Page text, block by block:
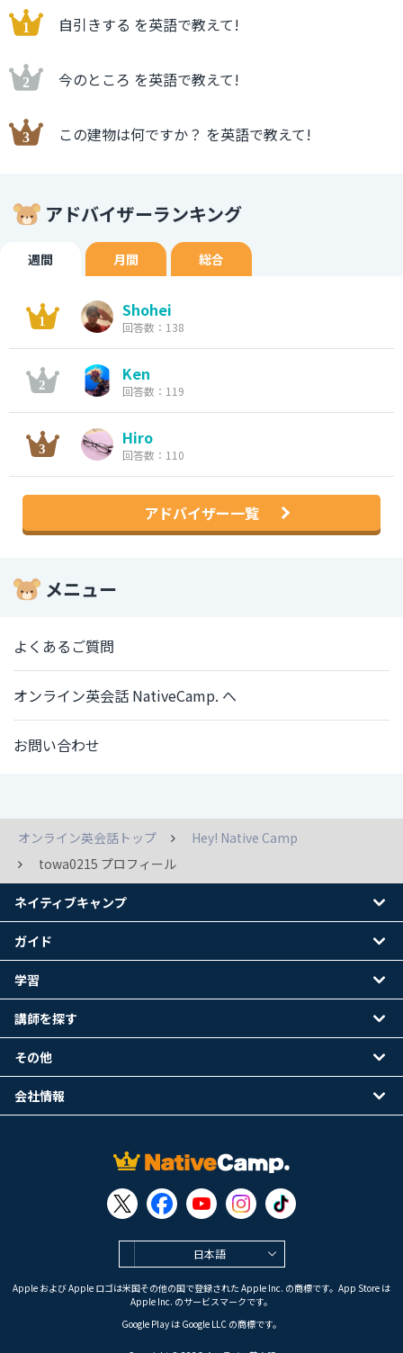
自引きする を英語で教えて!
今のところ を英語で教えて!
この建物は何ですか？ を英語で教えて!
アドバイザーランキング
週間 月間 総合
Shohei
回答数：138
Ken
回答数：119
Hiro
回答数：110
アドバイザー一覧
メニュー
よくあるご質問
オンライン英会話 NativeCamp. へ
お問い合わせ
オンライン英会話トップ
Hey! Native Camp
towa0215 プロフィール
日本語
Apple および Apple ロゴは米国その他の国で登録された Apple Inc. の商標です。App Store は
Apple Inc. のサービスマークです。
Google Play は Google LLC の商標です。
ネイティブキャンプ
ガイド
学習
講師を探す
その他
会社情報